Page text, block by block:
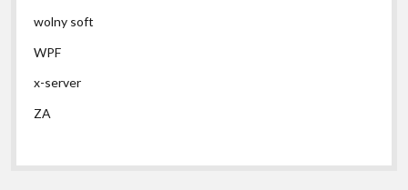
wolny soft
WPF
x-server
ZA